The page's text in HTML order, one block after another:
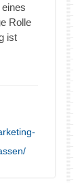
Rolle
ist